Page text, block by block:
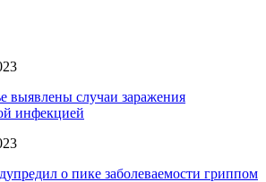
выявлены случаи заражения
инфекцией
о пике заболеваемости гриппом